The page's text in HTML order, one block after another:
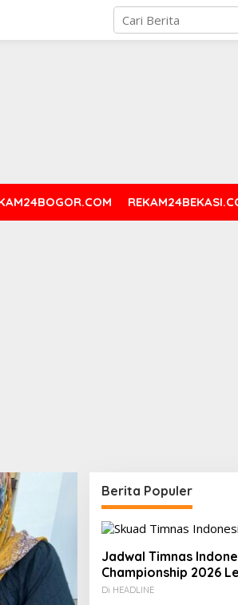
Berita Populer
Jadwal Timnas
Championship 2026
Kamboja hingga
Di HEADLINE